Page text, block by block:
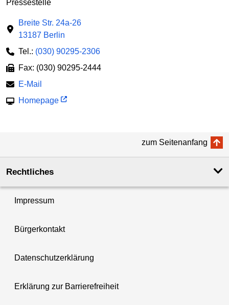
Pressestelle
Breite Str. 24a-26
13187 Berlin
Tel.: (030) 90295-2306
Fax: (030) 90295-2444
E-Mail
Homepage
zum Seitenanfang
Rechtliches
Impressum
Bürgerkontakt
Datenschutzerklärung
Erklärung zur Barrierefreiheit